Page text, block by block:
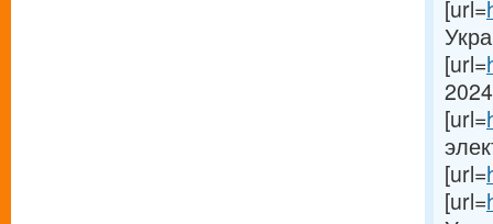
[url=
[url=
[url=
[url=
[url=